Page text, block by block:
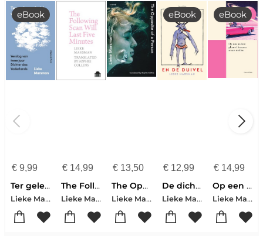
€9,99
eBook
Ter gelegenheid van poëzie
Lieke Marsman
€14,99
The Following Scan Will Last Five Minutes
Lieke Marsman
€ 13,50
The Opposite Of A Person
Lieke Marsman
€ 12,99
eBook
De dichter en de duivel
Lieke Marsman
€ 14,99
eBook
Op een andere planeet kunnen ze me redden
Lieke Marsman